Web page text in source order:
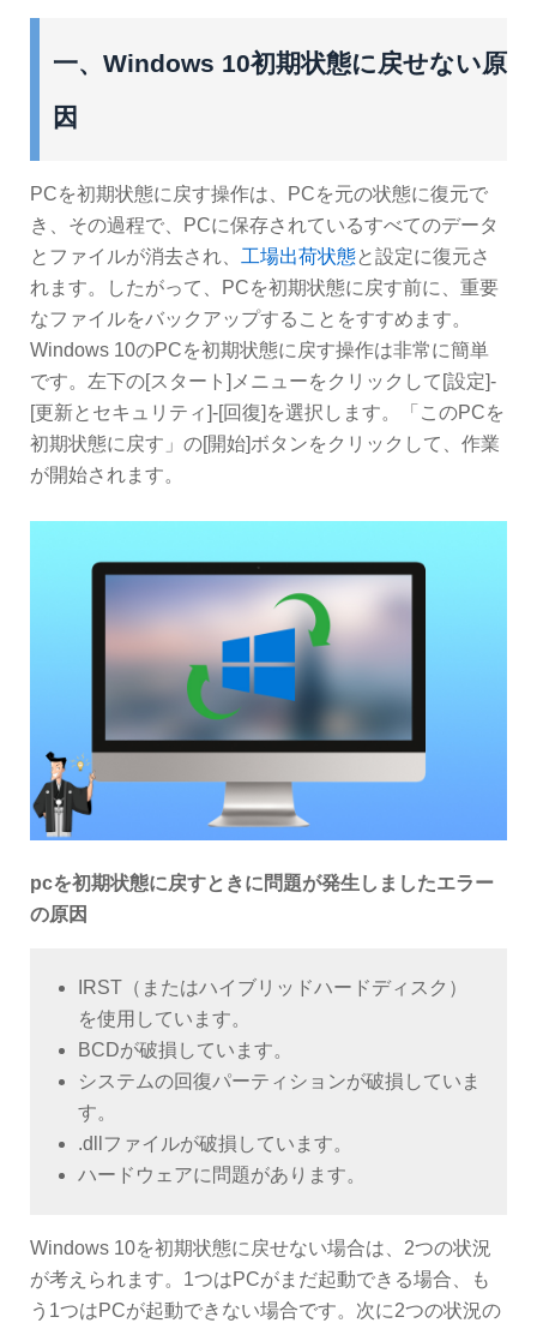
一、Windows 10初期状態に戻せない原
因
PCを初期状態に戻す操作は、PCを元の状態に復元で
き、その過程で、PCに保存されているすべてのデータ
とファイルが消去され、 工場出荷状態と設定に復元さ
れます。したがって、PCを初期状態に戻す前に、重要
なファイルをバックアップすることをすすめます。
Windows 10のPCを初期状態に戻す操作は非常に簡単
です。左下の[スタート]メニューをクリックして[設定]-
[更新とセキュリティ]-[回復]を選択します。「このPCを
初期状態に戻す」の[開始]ボタンをクリックして、作業
が開始されます。
pcを初期状態に戻すときに問題が発生しましたエラー
の原因
IRST（またはハイブリッドハードディスク）
を使用しています。
BCDが破損しています。
システムの回復パーティションが破損していま
す。
.dllファイルが破損しています。
ハードウェアに問題があります。
Windows 10を初期状態に戻せない場合は、2つの状況
が考えられます。1つはPCがまだ起動できる場合、も
う1つはPCが起動できない場合です。次に2つの状況の